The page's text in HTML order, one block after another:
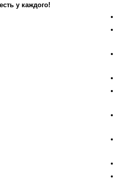
у каждого!